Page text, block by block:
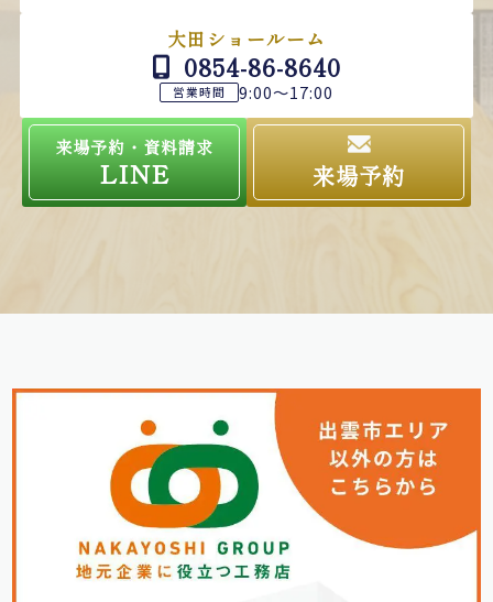
大田ショールーム
0854-86-8640
営業時間 9:00～17:00
来場予約・資料請求
LINE 来場予約